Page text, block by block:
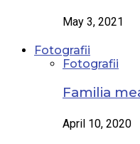
May 3, 2021
Fotografii
Fotografii
Familia
April 10, 2020